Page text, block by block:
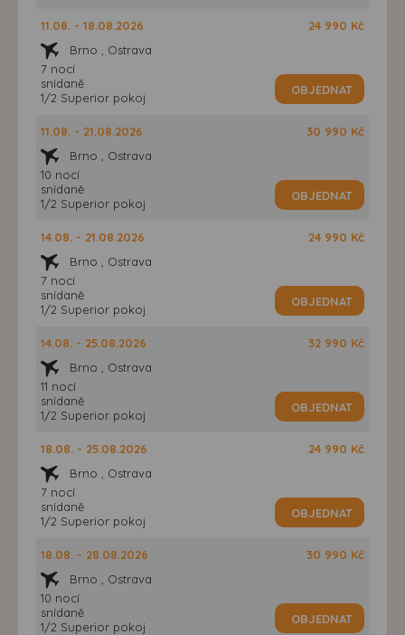
11.08. - 18.08.2026
Brno , Ostrava
7 nocí
snídaně
1/2 Superior pokoj
24 990 Kč
OBJEDNAT
11.08. - 21.08.2026
Brno , Ostrava
10 nocí
snídaně
1/2 Superior pokoj
30 990 Kč
OBJEDNAT
14.08. - 21.08.2026
Brno , Ostrava
7 nocí
snídaně
1/2 Superior pokoj
24 990 Kč
OBJEDNAT
14.08. - 25.08.2026
Brno , Ostrava
11 nocí
snídaně
1/2 Superior pokoj
32 990 Kč
OBJEDNAT
18.08. - 25.08.2026
Brno , Ostrava
7 nocí
snídaně
1/2 Superior pokoj
24 990 Kč
OBJEDNAT
18.08. - 28.08.2026
Brno , Ostrava
10 nocí
snídaně
1/2 Superior pokoj
30 990 Kč
OBJEDNAT